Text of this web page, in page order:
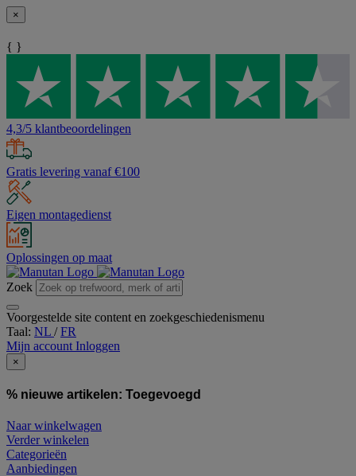
×
{ }
4,3/5 klantbeoordelingen
Gratis levering vanaf €100
Eigen montagedienst
Oplossingen op maat
Zoek
Voorgestelde site content en zoekgeschiedenismenu
Taal: NL /FR
Mijn account Inloggen
×
% nieuwe artikelen: Toegevoegd
Naar winkelwagen
Verder winkelen
Categorieën
Aanbiedingen